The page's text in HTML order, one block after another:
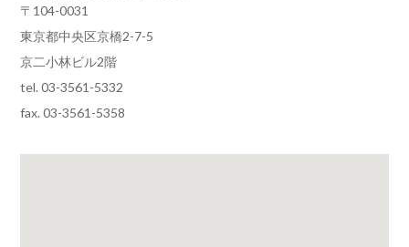
〒104-0031
東京都中央区京橋2-7-5
京二小林ビル2階
tel. 03-3561-5332
fax. 03-3561-5358